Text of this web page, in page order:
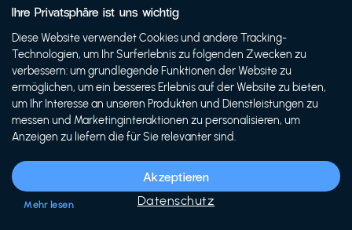
-20%
Siech Cycles
Entdecke den Schweizer Brand für urbane Fahrräder...
Mehr lesen
Ihre Privatsphäre ist uns wichtig
Diese Website verwendet Cookies und andere Tracking-
Technologien, um Ihr Surferlebnis zu folgenden Zwecken zu
verbessern: um grundlegende Funktionen der Website zu
ermöglichen, um ein besseres Erlebnis auf der Website zu bieten,
um Ihr Interesse an unseren Produkten und Dienstleistungen zu
messen und Marketinginteraktionen zu personalisieren, um
Anzeigen zu liefern die für Sie relevanter sind.
Akzeptieren
Datenschutz